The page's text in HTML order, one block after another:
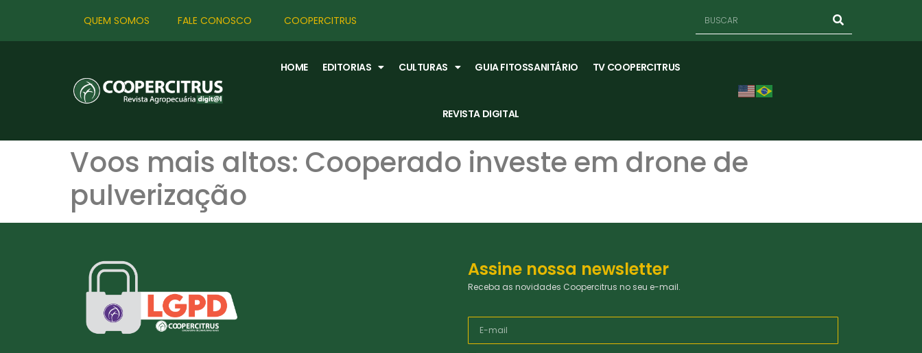
QUEM SOMOS FALE CONOSCO COOPERCITRUS
HOME EDITORIAS CULTURAS GUIA FITOSSANITÁRIO TV COOPERCITRUS
REVISTA DIGITAL
Voos mais altos: Cooperado investe em drone de
pulverização
Assine nossa newsletter
Receba as novidades Coopercitrus no seu e-mail.